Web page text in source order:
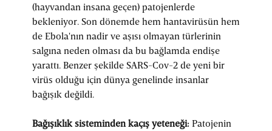
(hayvandan insana geçen) patojenlerde
bekleniyor. Son dönemde hem hantavirüsün hem
de Ebola'nın nadir ve aşısı olmayan türlerinin
salgına neden olması da bu bağlamda endişe
yarattı. Benzer şekilde SARS-Cov-2 de yeni bir
virüs olduğu için dünya genelinde insanlar
bağışık değildi.
Bağışıklık sisteminden kaçış yeteneği: Patojenin